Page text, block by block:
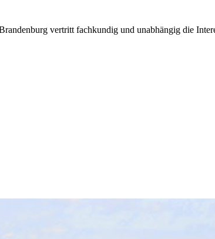
vertritt fachkundig und unabhängig die